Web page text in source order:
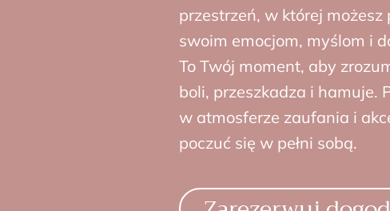
przestrzeń, w której
swoim emocjom, myślom i
To Twój moment, aby
boli, przeszkadza i hamuje.
w atmosferze zaufania i
poczuć się w pełni sobą.